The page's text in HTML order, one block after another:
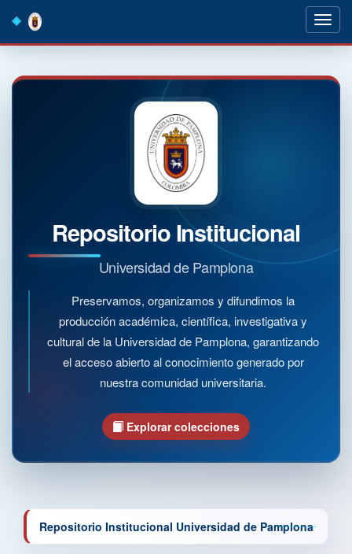
navigation
Repositorio Institucional
Universidad de Pamplona
Preservamos, organizamos y difundimos la
producción académica, científica, investigativa y
cultural de la Universidad de Pamplona, garantizando
el acceso abierto al conocimiento generado por
nuestra comunidad universitaria.
Explorar colecciones
Repositorio Institucional Universidad de Pamplona